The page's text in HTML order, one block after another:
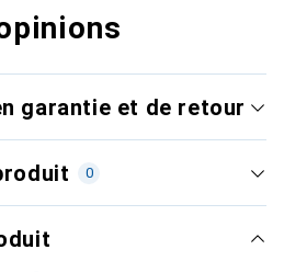
garantie et de retour
0